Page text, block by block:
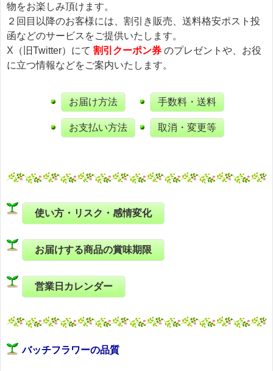
物をお楽しみ頂けます。
２回目以降のお客様には、割引き販売、送料格安ポスト投
函などのサービスをご提供いたします。
X（旧Twitter）にて 割引クーポン券 のプレゼントや、お役
に立つ情報などをご案内いたします。
お届け方法
お支払い方法
手数料・送料
取消・変更等
使い方・リスク・感情変化
お届けする商品の賞味期限
営業日カレンダー
バッチフラワーの品質